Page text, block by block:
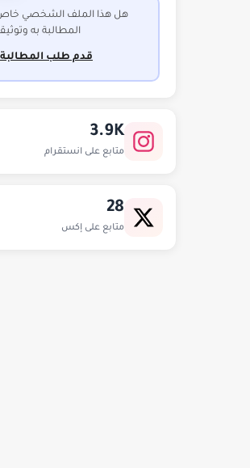
هل هذا الملف الشخصي
المطالبة به
قدم طلب المطالبة
3.9K
متابع على انستقرام
28
متابع على إكس